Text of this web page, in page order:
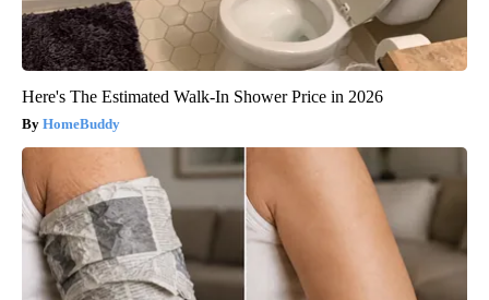
Here's The Estimated Walk-In Shower Price in 2026
HomeBuddy